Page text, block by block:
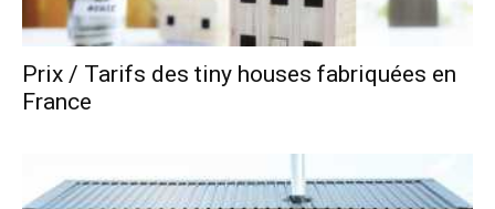
Prix / Tarifs des tiny houses fabriquées en
France